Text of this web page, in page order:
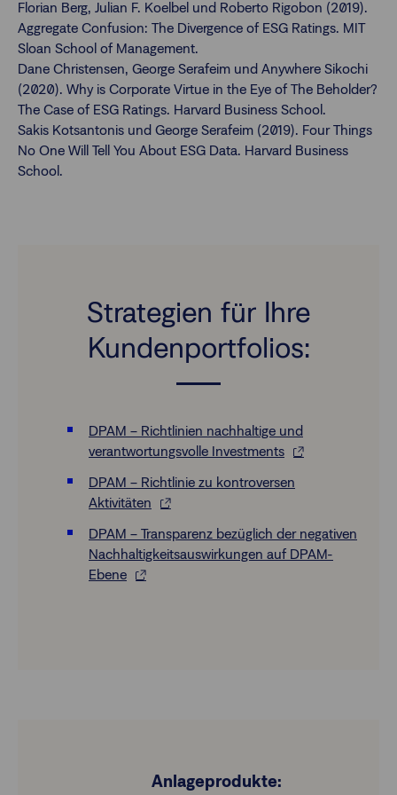
Florian Berg, Julian F. Koelbel und Roberto Rigobon (2019).
Aggregate Confusion: The Divergence of ESG Ratings. MIT
Sloan School of Management.
Dane Christensen, George Serafeim und Anywhere Sikochi
(2020). Why is Corporate Virtue in the Eye of The Beholder?
The Case of ESG Ratings. Harvard Business School.
Sakis Kotsantonis und George Serafeim (2019). Four Things
No One Will Tell You About ESG Data. Harvard Business
School.
Strategien für Ihre
Kundenportfolios:
DPAM – Richtlinien nachhaltige und
verantwortungsvolle Investments
DPAM – Richtlinie zu kontroversen
Aktivitäten
DPAM – Transparenz bezüglich der negativen
Nachhaltigkeitsauswirkungen auf DPAM-
Ebene
Anlageprodukte: